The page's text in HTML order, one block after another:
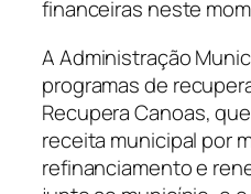
financeiras neste
A Administração
programas de
Recupera Canoas,
receita municipal por
refinanciamento e